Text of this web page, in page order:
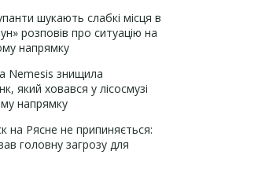
шукають слабкі місця в
розповів про ситуацію на
напрямку
Nemesis знищила
який ховався у лісосмузі
напрямку
на Рясне не припиняється:
головну загрозу для